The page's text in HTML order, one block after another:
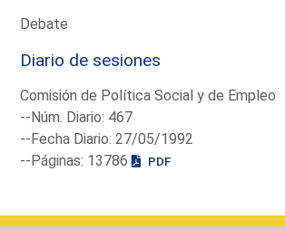
Debate
Diario de sesiones
Comisión de Política Social y de Empleo
--Núm. Diario: 467
--Fecha Diario: 27/05/1992
--Páginas: 13786
PDF